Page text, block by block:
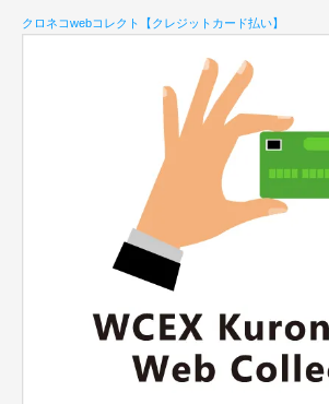
クロネコwebコレクト【クレジットカード払い】